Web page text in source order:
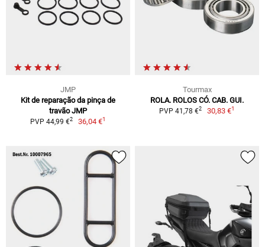
JMP
Kit de reparação da pinça de
travão JMP
PVP 44,99 €2 36,04 €1
Tourmax
ROLA. ROLOS CÓ. CAB. GUI.
PVP 41,78 €2 30,83 €1